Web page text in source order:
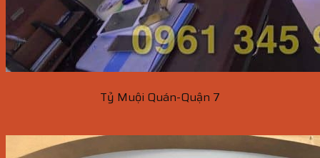
Tỷ Muội Quán-Quận 7